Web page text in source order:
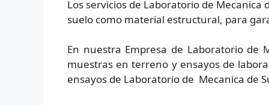
Los servicios de Laboratorio de
suelo como material estructural, para
En nuestra Empresa de Laboratorio de
muestras en terreno y ensayos de
ensayos de Laboratorio de Mecanica de